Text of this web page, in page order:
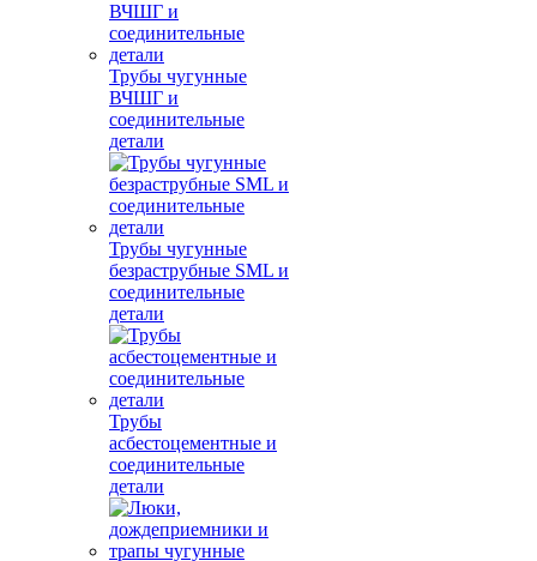
Трубы чугунные
ВЧШГ и
соединительные
детали
Трубы чугунные
безраструбные SML и
соединительные
детали
Трубы
асбестоцементные и
соединительные
детали